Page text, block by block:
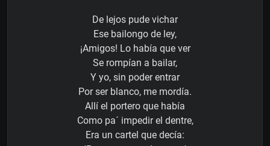
De lejos pude vichar
Ese bailongo de ley,
¡Amigos! Lo había que ver
Se rompían a bailar,
Y yo, sin poder entrar
Por ser blanco, me mordía.
Allí el portero que había
Como pa´ impedir el dentre,
Era un cartel que decía: